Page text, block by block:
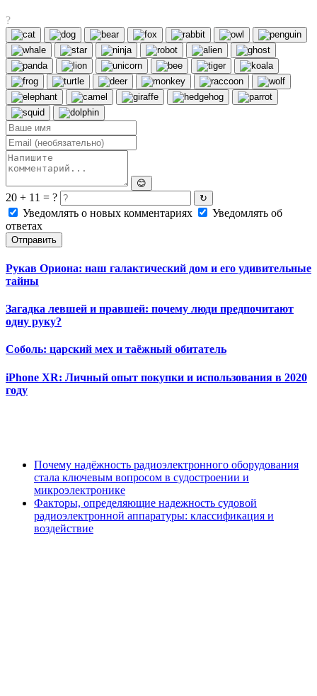
?
😊
20 + 11 = ? ↻
Уведомлять о новых комментариях
Уведомлять об
ответах
Отправить
Рукав Ориона: наш галактический дом и его удивительные
тайны
Загадка левшей и правшей: почему люди предпочитают
одну руку?
Соболь: царский мех и таёжный обитатель
iPhone XR: Личный опыт покупки и использования в 2020
году
Почему надёжность радиоэлектронного оборудования
стала ключевым вопросом в судостроении и
микроэлектронике
Факторы, определяющие надежность судовой
радиоэлектронной аппаратуры: классификация и
воздействие